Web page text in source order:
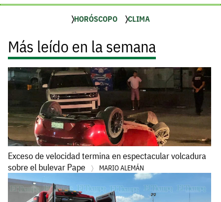
HORÓSCOPO CLIMA
Más leído en la semana
Exceso de velocidad termina en espectacular volcadura
sobre el bulevar Pape
MARIO ALEMÁN